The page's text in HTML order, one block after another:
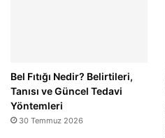
Bel Fıtığı Nedir? Belirtileri,
Tanısı ve Güncel Tedavi
Yöntemleri
30 Temmuz 2026